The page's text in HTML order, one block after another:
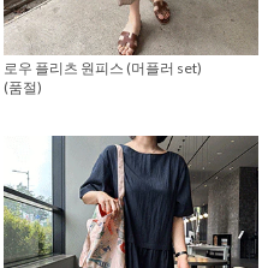
로우 플리츠 원피스 (머플러 set)
(품절)